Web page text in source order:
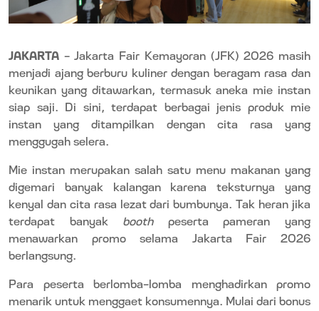
JAKARTA – Jakarta Fair Kemayoran (JFK) 2026 masih
menjadi ajang berburu kuliner dengan beragam rasa dan
keunikan yang ditawarkan, termasuk aneka mie instan
siap saji. Di sini, terdapat berbagai jenis produk mie
instan yang ditampilkan dengan cita rasa yang
menggugah selera.
Mie instan merupakan salah satu menu makanan yang
digemari banyak kalangan karena teksturnya yang
kenyal dan cita rasa lezat dari bumbunya. Tak heran jika
terdapat banyak boothpeserta pameran yang
menawarkan promo selama Jakarta Fair 2026
berlangsung.
Para peserta berlomba-lomba menghadirkan promo
menarik untuk menggaet konsumennya. Mulai dari bonus